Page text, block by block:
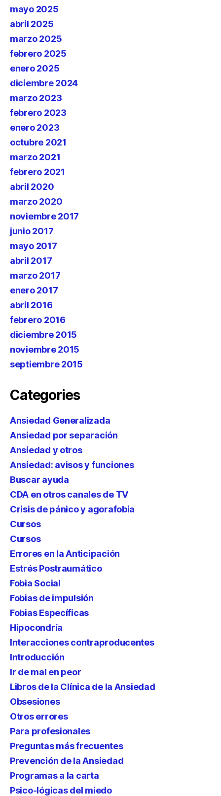
mayo 2025
abril 2025
marzo 2025
febrero 2025
enero 2025
diciembre 2024
marzo 2023
febrero 2023
enero 2023
octubre 2021
marzo 2021
febrero 2021
abril 2020
marzo 2020
noviembre 2017
junio 2017
mayo 2017
abril 2017
marzo 2017
enero 2017
abril 2016
febrero 2016
diciembre 2015
noviembre 2015
septiembre 2015
Categories
Ansiedad Generalizada
Ansiedad por separación
Ansiedad y otros
Ansiedad: avisos y funciones
Buscar ayuda
CDA en otros canales de TV
Crisis de pánico y agorafobia
Cursos
Cursos
Errores en la Anticipación
Estrés Postraumático
Fobia Social
Fobias de impulsión
Fobias Específicas
Hipocondría
Interacciones contraproducentes
Introducción
Ir de mal en peor
Libros de la Clínica de la Ansiedad
Obsesiones
Otros errores
Para profesionales
Preguntas más frecuentes
Prevención de la Ansiedad
Programas a la carta
Psico-lógicas del miedo